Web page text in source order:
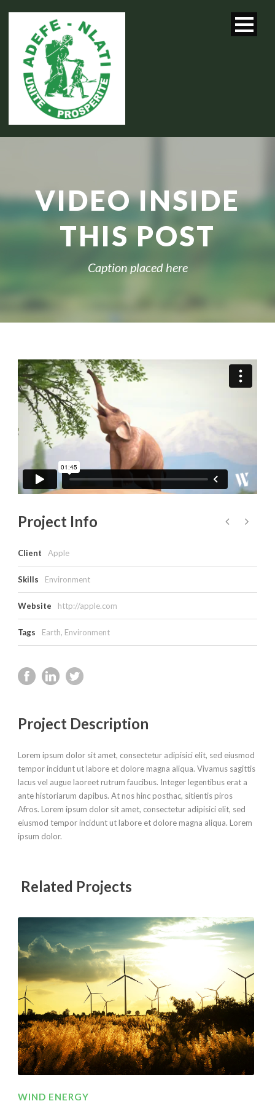
VIDEO INSIDE
THIS POST
Caption placed here
Project Info
Client Apple
Skills Environment
Website http://apple.com
Tags Earth, Environment
Project Description
Lorem ipsum dolor sit amet, consectetur adipisici elit, sed eiusmod
tempor incidunt ut labore et dolore magna aliqua. Vivamus sagittis
lacus vel augue laoreet rutrum faucibus. Integer legentibus erat a
ante historiarum dapibus. At nos hinc posthac, sitientis piros
Afros. Lorem ipsum dolor sit amet, consectetur adipisici elit, sed
eiusmod tempor incidunt ut labore et dolore magna aliqua. Lorem
ipsum dolor.
Related Projects
WIND ENERGY